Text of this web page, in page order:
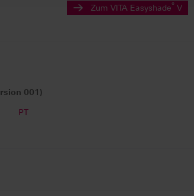
Zum VITA Easyshade® V
001)
PT